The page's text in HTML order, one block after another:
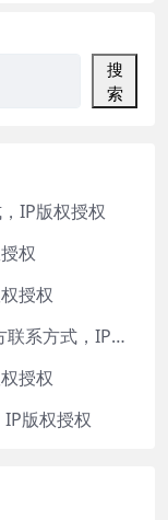
搜
索
IP版权授权
权
授权
PUPU ALIENS（噗噗星人）版权方联系方式，IP版权授权
授权
版权授权